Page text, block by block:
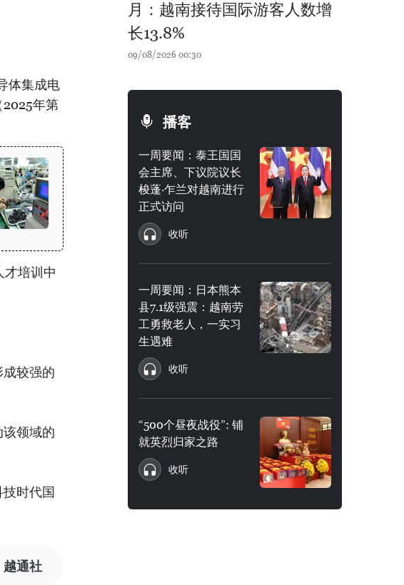
体集成电
2025年第
培训中
较强的
领域的
时代国
越通社
月：越南接待国际游客人数增
长13.8%
09/08/2026 00:30
播客
一周要闻：泰王国国
会主席、下议院议长
梭蓬·乍兰对越南进行
正式访问
收听
一周要闻：日本熊本
县7.1级强震：越南劳
工勇救老人，一实习
生遇难
收听
“500个昼夜战役”: 铺
就英烈归家之路
收听